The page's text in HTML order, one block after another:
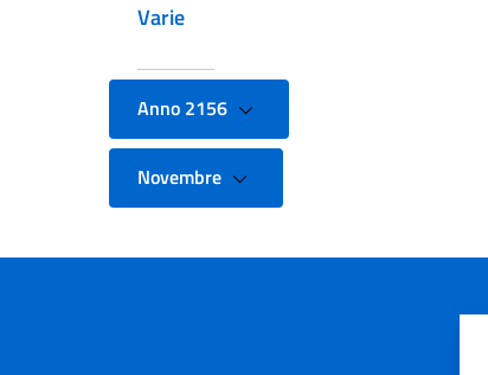
Varie
Anno 2156
Novembre